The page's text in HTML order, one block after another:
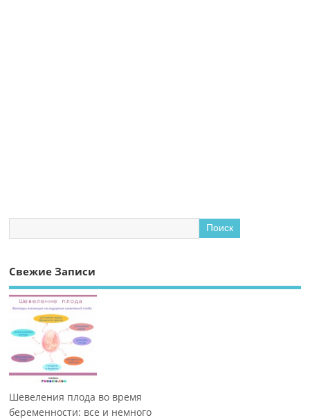
Свежие Записи
Шевеления плода во время
беременности: все и немного